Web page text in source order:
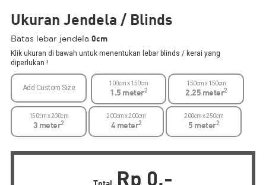
Ukuran Jendela / Blinds
Batas lebar jendela 0cm
Klik ukuran di bawah untuk menentukan lebar blinds / kerai yang
diperlukan !
Add Custom Size
100cm x 150cm
1.5 meter2
150cm x 150cm
2.25 meter2
150cm x 200cm
3 meter2
200cm x 200cm
4 meter2
200cm x 250cm
5 meter2
Rp 0,-